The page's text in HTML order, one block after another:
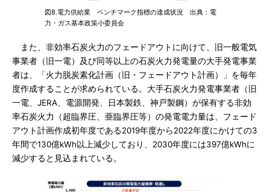
図8.電力供給業 ベンチマーク指標の達成状況 出典：電
力・ガス基本政策小委員会
また、非効率石炭火力のフェードアウトに向けて、旧一般電気
事業者（旧一電）及び同等以上の石炭火力発電量の大手発電事業
者は、「火力脱炭素化計画（旧・フェードアウト計画）」を毎年
度作成することが求められている。大手石炭火力発電事業者（旧
一電、JERA、電源開発、日本製鉄、神戸製鋼）が保有する非効
率石炭火力（超臨界圧、亜臨界圧等）の発電電力量は、フェード
アウト計画作成初年度である2019年度から2022年度にかけての3
年間で130億kWh以上減少しており、2030年度には397億kWhに
減少すると見込まれている。